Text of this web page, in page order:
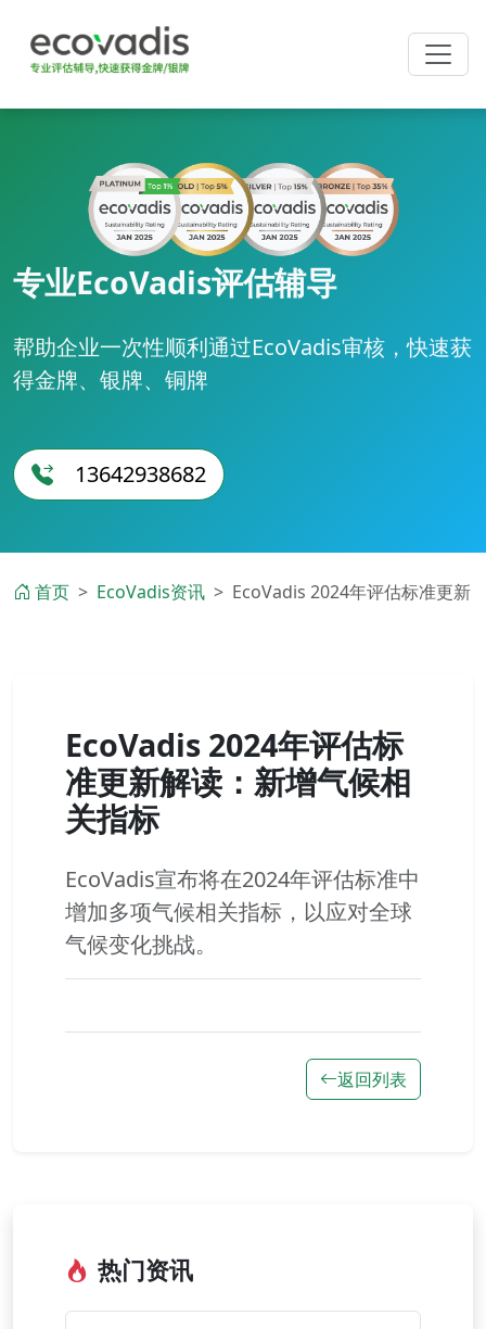
专业EcoVadis评估辅导
帮助企业一次性顺利通过EcoVadis审核，快速获
得金牌、银牌、铜牌
13642938682
首页 EcoVadis资讯 EcoVadis 2024年评估标准更新
EcoVadis 2024年评估标
准更新解读：新增气候相
关指标
EcoVadis宣布将在2024年评估标准中
增加多项气候相关指标，以应对全球
气候变化挑战。
返回列表
热门资讯